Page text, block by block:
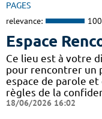
PAGES
relevance:
Espace
Ce lieu est à votre
pour rencontrer un
espace de parole
règles de la
18/06/2026 16:02